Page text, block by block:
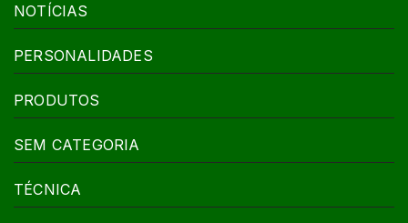
NOTÍCIAS
PERSONALIDADES
PRODUTOS
SEM CATEGORIA
TÉCNICA